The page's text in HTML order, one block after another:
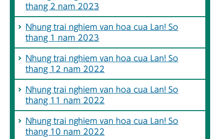
thang 2 nam 2023
Nhung trai nghiem van hoa cua Lan! So
thang 1 nam 2023
Nhung trai nghiem van hoa cua Lan! So
thang 12 nam 2022
Nhung trai nghiem van hoa cua Lan! So
thang 11 nam 2022
Nhung trai nghiem van hoa cua Lan! So
thang 10 nam 2022